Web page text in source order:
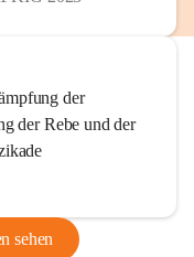
der
der Rebe und der
sehen